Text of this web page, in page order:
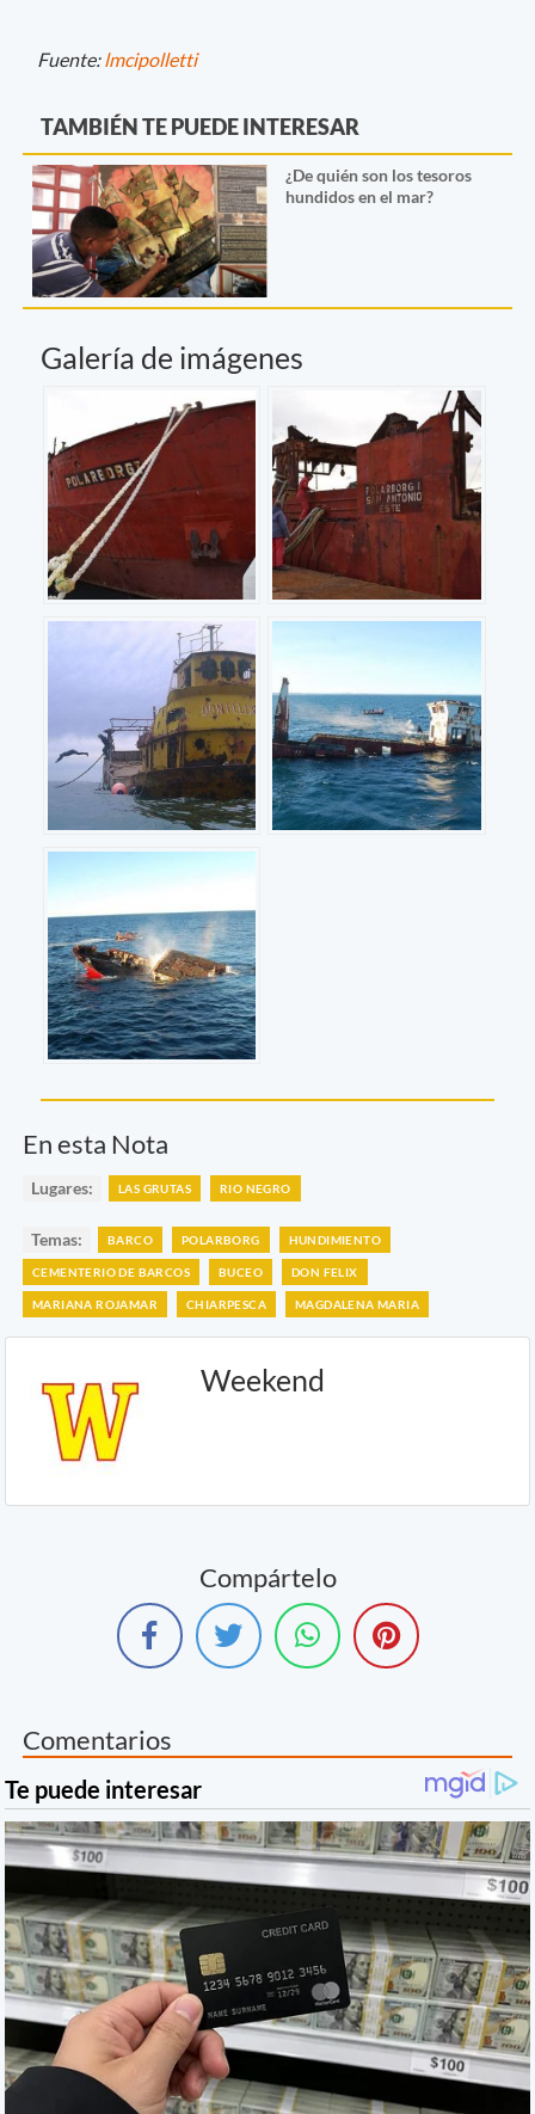
Fuente: lmcipolletti
TAMBIÉN TE PUEDE INTERESAR
¿De quién son los tesoros
hundidos en el mar?
Galería de imágenes
En esta Nota
Lugares: LAS GRUTAS RIO NEGRO
Temas: BARCO POLARBORG HUNDIMIENTO
CEMENTERIO DE BARCOS BUCEO DON FELIX
MARIANA ROJAMAR CHIARPESCA MAGDALENA MARIA
Weekend
Compártelo
Comentarios